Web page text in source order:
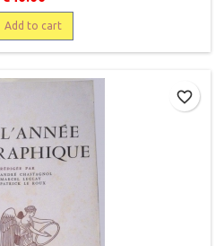
rousseurs sur la couverture.
quelques annotations au crayon à
papier.
Add to cart
favorite_border